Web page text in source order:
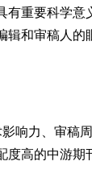
重要科学
和审稿人
响力、审稿
高的中游